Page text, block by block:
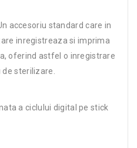
accesoriu standard care in
inregistreaza si imprima
oferind astfel o inregistrare
sterilizare.
a ciclului digital pe stick